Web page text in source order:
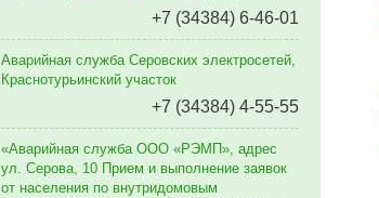
+7 (34384) 6-46-01
Аварийная служба Серовских электросетей,
Краснотурьинский участок
+7 (34384) 4-55-55
«Аварийная служба ООО «РЭМП», адрес
ул. Серова, 10 Прием и выполнение заявок
от населения по внутридомовым